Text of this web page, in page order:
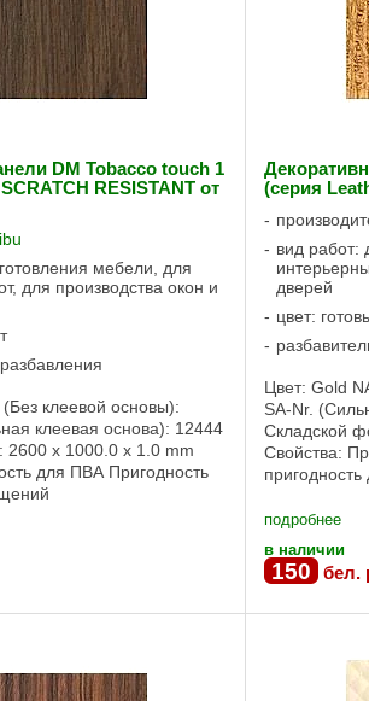
DM Tobacco touch 1
RESISTANT от
мебели, для
для производства окон и
клеевой основы):
клеевая основа): 12444
2600 x 1000.0 x 1.0 mm
для ПВА Пригодность
Без клеевой основы,
(серия
вид работ:
дверей
цвет:
Цвет: Gold
SA-Nr.
Складской
Свойства:
подробнее
в наличии
150 бел.